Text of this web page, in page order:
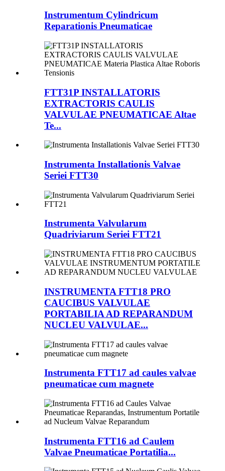
Instrumentum Cylindricum
Reparationis Pneumaticae
FTT31P INSTALLATORIS
EXTRACTORIS CAULIS
VALVULAE PNEUMATICAE Altae
Te...
Instrumenta Installationis Valvae
Seriei FTT30
Instrumenta Valvularum
Quadriviarum Seriei FTT21
INSTRUMENTA FTT18 PRO
CAUCIBUS VALVULAE
PORTABILIA AD REPARANDUM
NUCLEU VALVULAE...
Instrumenta FTT17 ad caules valvae
pneumaticae cum magnete
Instrumenta FTT16 ad Caulem
Valvae Pneumaticae Portatilia...